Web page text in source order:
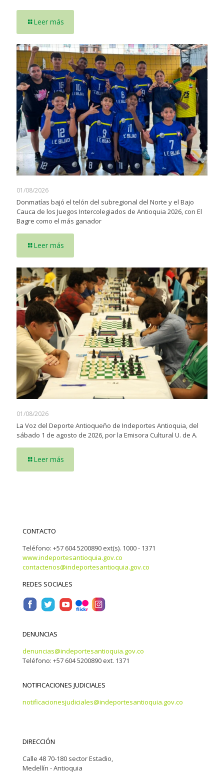
Leer más
01/08/2026
Donmatías bajó el telón del subregional del Norte y el Bajo
Cauca de los Juegos Intercolegiados de Antioquia 2026, con El
Bagre como el más ganador
Leer más
01/08/2026
La Voz del Deporte Antioqueño de Indeportes Antioquia, del
sábado 1 de agosto de 2026, por la Emisora Cultural U. de A.
Leer más
CONTACTO
Teléfono: +57 604 5200890 ext(s). 1000 - 1371
www.indeportesantioquia.gov.co
contactenos@indeportesantioquia.gov.co
REDES SOCIALES
DENUNCIAS
denuncias@indeportesantioquia.gov.co
Teléfono: +57 604 5200890 ext. 1371
NOTIFICACIONES JUDICIALES
notificacionesjudiciales@indeportesantioquia.gov.co
DIRECCIÓN
Calle 48 70-180 sector Estadio,
Medellín - Antioquia